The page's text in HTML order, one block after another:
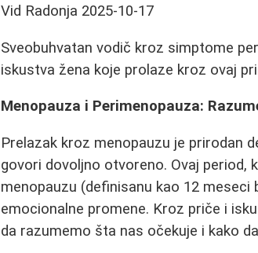
Vid Radonja 2025-10-17
Sveobuhvatan vodič kroz simptome
iskustva žena koje prolaze kroz ovaj
Menopauza i Perimenopauza:
Prelazak kroz menopauzu je prirodan
govori dovoljno otvoreno. Ovaj period,
menopauzu (definisanu kao 12
emocionalne promene. Kroz priče i
da razumemo šta nas očekuje i kako